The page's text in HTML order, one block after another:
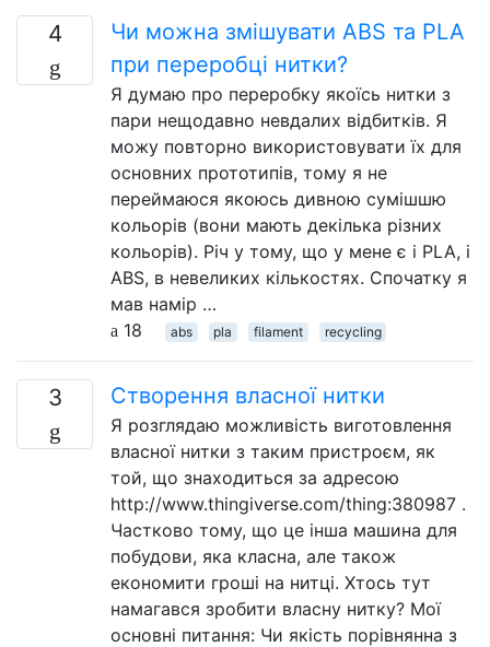
4
Чи можна змішувати ABS та PLA
при переробці нитки?
Я думаю про переробку якоїсь нитки з
пари нещодавно невдалих відбитків. Я
можу повторно використовувати їх для
основних прототипів, тому я не
переймаюся якоюсь дивною сумішшю
кольорів (вони мають декілька різних
кольорів). Річ у тому, що у мене є і PLA, і
ABS, в невеликих кількостях. Спочатку я
мав намір …
18
abs pla filament recycling
3 Створення власної нитки
Я розглядаю можливість виготовлення
власної нитки з таким пристроєм, як
той, що знаходиться за адресою
http://www.thingiverse.com/thing:380987 .
Частково тому, що це інша машина для
побудови, яка класна, але також
економити гроші на нитці. Хтось тут
намагався зробити власну нитку? Мої
основні питання: Чи якість порівнянна з